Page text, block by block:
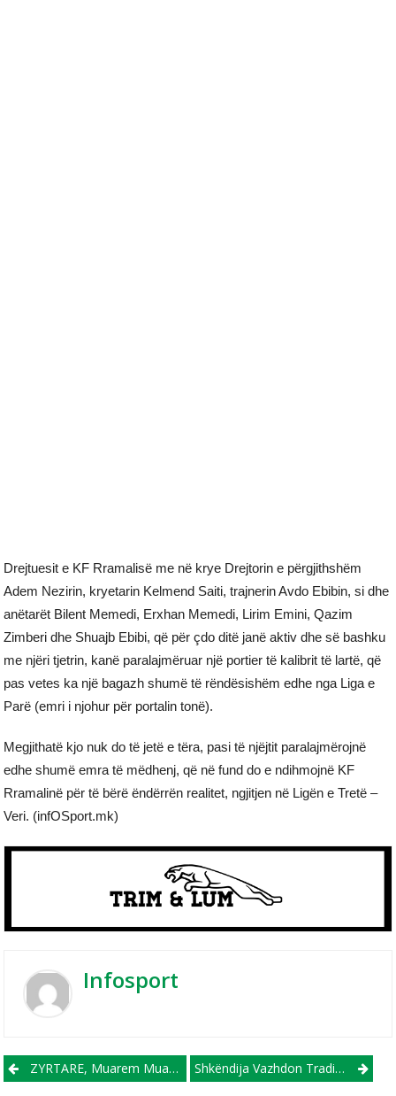
Drejtuesit e KF Rramalisë me në krye Drejtorin e përgjithshëm
Adem Nezirin, kryetarin Kelmend Saiti, trajnerin Avdo Ebibin, si dhe
anëtarët Bilent Memedi, Erxhan Memedi, Lirim Emini, Qazim
Zimberi dhe Shuajb Ebibi, që për çdo ditë janë aktiv dhe së bashku
me njëri tjetrin, kanë paralajmëruar një portier të kalibrit të lartë, që
pas vetes ka një bagazh shumë të rëndësishëm edhe nga Liga e
Parë (emri i njohur për portalin tonë).
Megjithatë kjo nuk do të jetë e tëra, pasi të njëjtit paralajmërojnë
edhe shumë emra të mëdhenj, që në fund do e ndihmojnë KF
Rramalinë për të bërë ëndërrën realitet, ngjitjen në Ligën e Tretë –
Veri. (infOSport.mk)
Infosport
Post navigation
ZYRTARE, Muarem Muarem Trajner I Ri I Rabotniçkit, Prezanton Edhe Ndihmësit E Tij Shkëndija Vazhdon Traditën 13-Vjeçare, Sërish Pranë Fëmijëve Me Nevoja Të Veçanta!